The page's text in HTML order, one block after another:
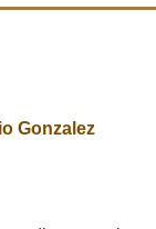
Gonzalez